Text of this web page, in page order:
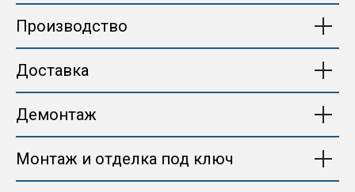
Производство
Доставка
Демонтаж
Монтаж и отделка под ключ